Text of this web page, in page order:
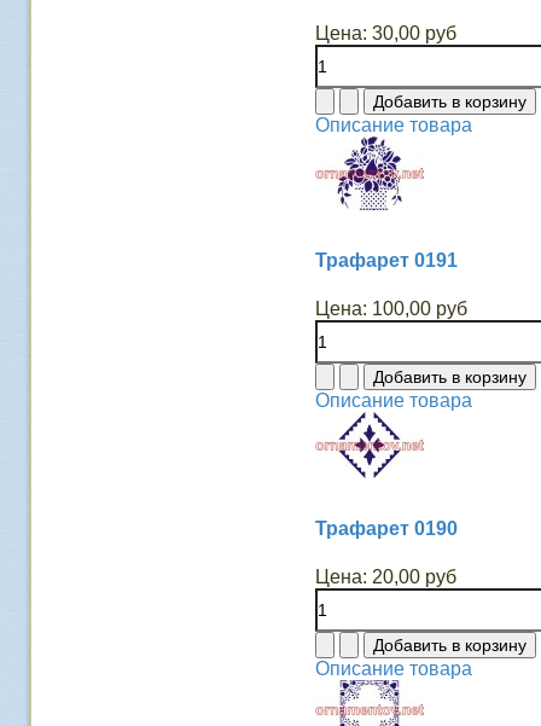
Цена: 30,00 руб
Описание товара
Трафарет 0191
Цена: 100,00 руб
Описание товара
Трафарет 0190
Цена: 20,00 руб
Описание товара